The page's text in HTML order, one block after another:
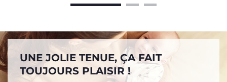
UNE JOLIE TENUE, ÇA FAIT
TOUJOURS PLAISIR !